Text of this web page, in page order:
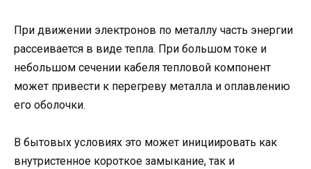
При движении электронов по металлу часть энергии
рассеивается в виде тепла. При большом токе и
небольшом сечении кабеля тепловой компонент
может привести к перегреву металла и оплавлению
его оболочки.
В бытовых условиях это может инициировать как
внутристенное короткое замыкание, так и